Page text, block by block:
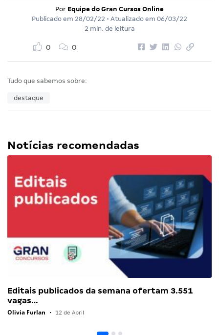
Por Equipe do Gran Cursos Online
Publicado em 28/02/22 • Atualizado em 06/03/22
2 min. de leitura
0 0
Tudo que sabemos sobre:
destaque
Notícias recomendadas
Editais publicados da semana ofertam 3.551
vagas…
Olivia Furlan • 12 de Abril